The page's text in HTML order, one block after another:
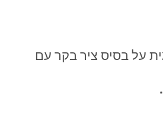
על בסיס ציר בקר עם